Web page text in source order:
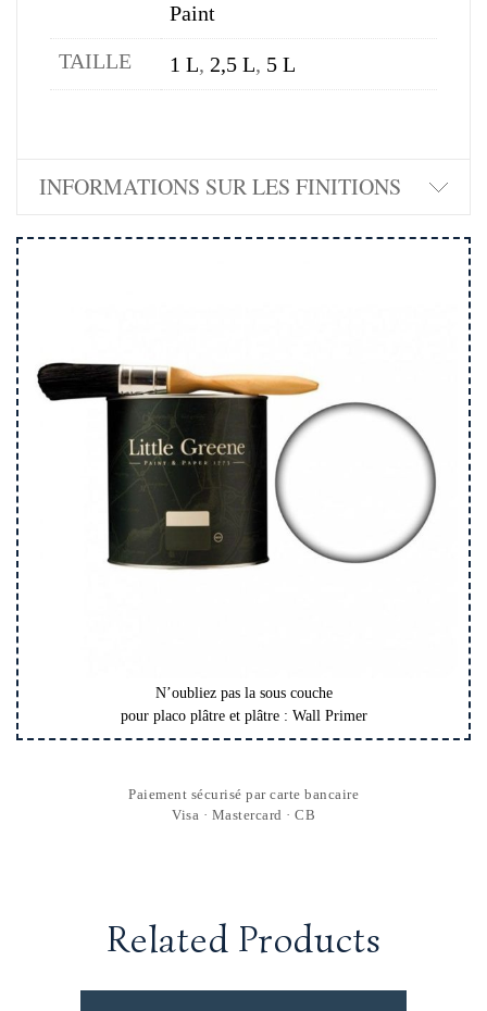
Paint
TAILLE
1 L, 2,5 L, 5 L
INFORMATIONS SUR LES FINITIONS
N’oubliez pas la sous couche
pour placo plâtre et plâtre : Wall Primer
Paiement sécurisé par carte bancaire
Visa · Mastercard · CB
Related Products